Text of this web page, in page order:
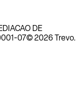
DE
07© 2026 Trevo.